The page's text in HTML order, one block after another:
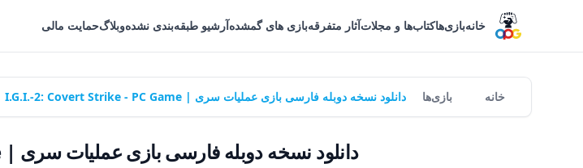
خانهبازی‌هاکتاب‌ها و مجلاتآثار متفرقهبازی های گمشدهآرشیو طبقه‌بندی نشدهوبلاگحمایت مالی
خانه بازی‌ها دانلود نسخه دوبله فارسی بازی عملیات سری | I.G.I.-2: Covert Strike - PC Game
دانلود نسخه دوبله فارسی بازی عملیات سری | I.G.I.-2: Covert Strike - PC Game